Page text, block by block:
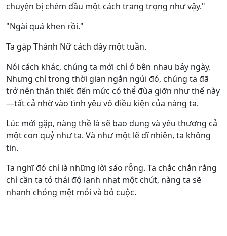
chuyện bị chém đầu một cách trang trọng như vậy."
"Ngài quá khen rồi."
Ta gặp Thánh Nữ cách đây một tuần.
Nói cách khác, chúng ta mới chỉ ở bên nhau bảy ngày.
Nhưng chỉ trong thời gian ngắn ngủi đó, chúng ta đã
trở nên thân thiết đến mức có thể đùa giỡn như thế này
—tất cả nhờ vào tình yêu vô điều kiện của nàng ta.
Lúc mới gặp, nàng thề là sẽ bao dung và yêu thương cả
một con quỷ như ta. Và như một lẽ dĩ nhiên, ta không
tin.
Ta nghĩ đó chỉ là những lời sáo rỗng. Ta chắc chắn rằng
chỉ cần ta tỏ thái độ lạnh nhạt một chút, nàng ta sẽ
nhanh chóng mệt mỏi và bỏ cuộc.